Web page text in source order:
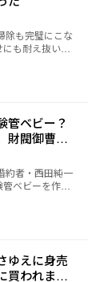
られた尊厳も
性と実
人を、社会的
除も完璧にこな
にも耐え抜い
手は、よりに
壁の証拠が白
をクズ男と泥
チャ
を決意。人生
到着したその
まう。 優雅
出されたの
った一本の煙
立てて動きは
は静かに、し
練っていく。
しようと画策
管ベビー？
財閥御曹司
約者・西田純一
ベビーを作っ
の家族は私
ゆえに身売
買われまし